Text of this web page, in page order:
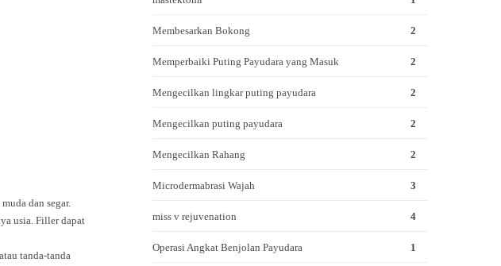
dan segar.
usia. Filler dapat
tanda-tanda
Membesarkan Bokong 2
Memperbaiki Puting Payudara yang Masuk 2
Mengecilkan lingkar puting payudara 2
Mengecilkan puting payudara 2
Mengecilkan Rahang 2
Microdermabrasi Wajah 3
miss v rejuvenation 4
Operasi Angkat Benjolan Payudara 1